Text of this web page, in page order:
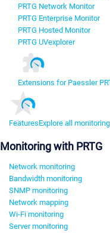
PRTG Network Monitor
PRTG Enterprise Monitor
PRTG Hosted Monitor
PRTG UVexplorer
Extensions for Paessler
FeaturesExplore all
Monitoring with PRTG
Network monitoring
Bandwidth monitoring
SNMP monitoring
Network mapping
Wi-Fi monitoring
Server monitoring